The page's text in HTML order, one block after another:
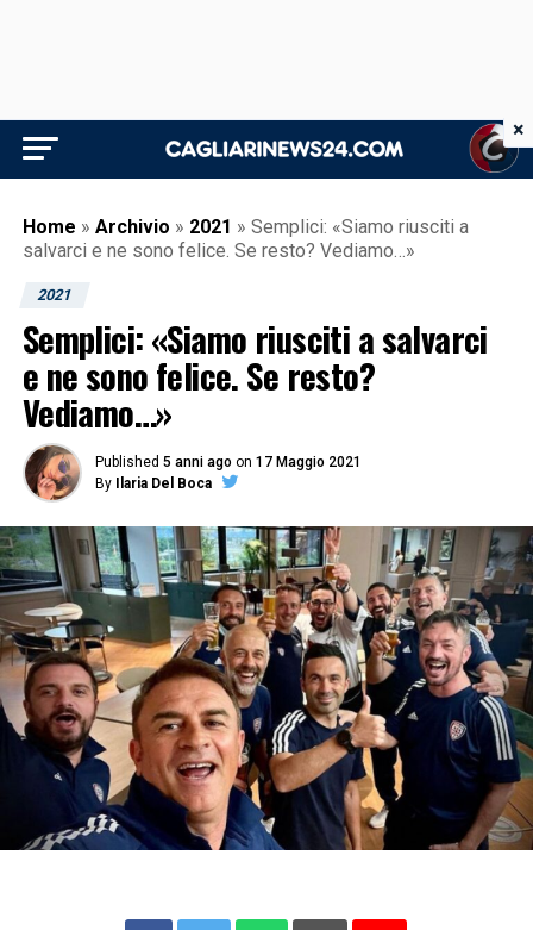
Home » Archivio » 2021 » Semplici: «Siamo riusciti a
salvarci e ne sono felice. Se resto? Vediamo…»
2021
Semplici: «Siamo riusciti a salvarci
e ne sono felice. Se resto?
Vediamo…»
Published 5 anni ago on 17 Maggio 2021
By
Ilaria Del Boca
×